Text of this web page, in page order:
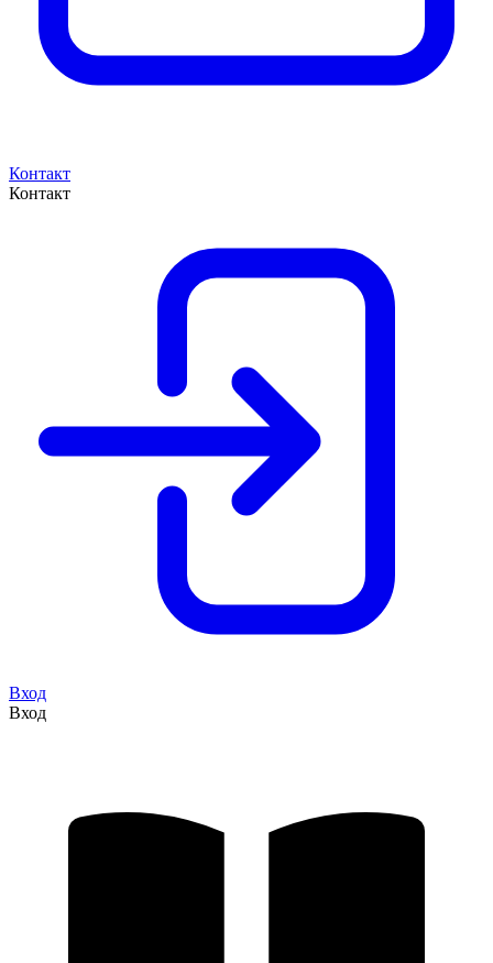
Контакт
Контакт
Вход
Вход